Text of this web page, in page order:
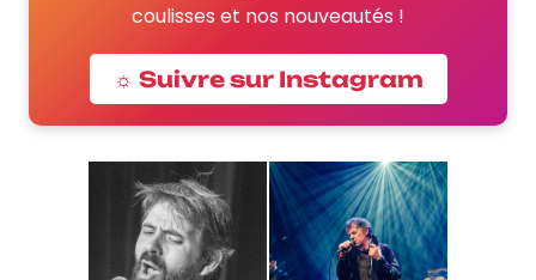
coulisses et nos nouveautés !
☼ Suivre sur Instagram